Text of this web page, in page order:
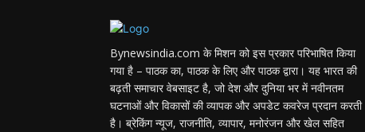
Bynewsindia.com के मिशन को इस प्रकार परिभाषित किया
गया है – पाठक का, पाठक के लिए और पाठक द्वारा। यह भारत की
बढ़ती समाचार वेबसाइट है, जो देश और दुनिया भर में नवीनतम
घटनाओं और विकासों की व्यापक और अपडेट कवरेज प्रदान करती
है। ब्रेकिंग न्यूज, राजनीति, व्यापार, मनोरंजन और खेल सहित